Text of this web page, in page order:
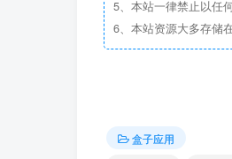
5、本站一律禁止以任
6、本站资源大多存储
盒子应用